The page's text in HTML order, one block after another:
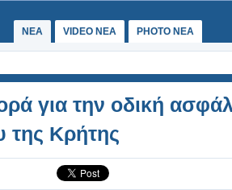
ΝΕΑ VIDEO NEA PHOTO NEA
για την οδική
της Κρήτης